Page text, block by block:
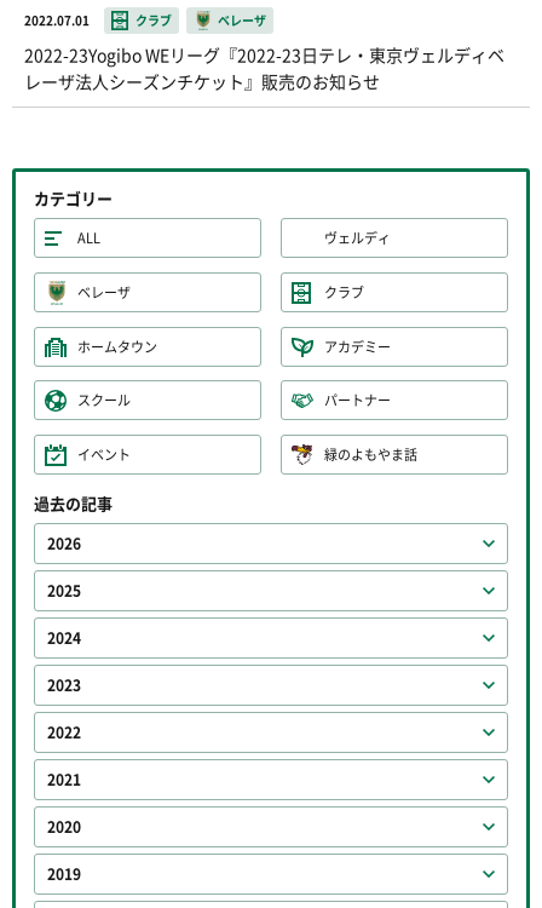
2022.07.01 クラブ ベレーザ
2022-23Yogibo WEリーグ『2022-23日テレ・東京ヴェルディベ
レーザ法人シーズンチケット』販売のお知らせ
カテゴリー
ALL ヴェルディ
ベレーザ クラブ
ホームタウン アカデミー
スクール パートナー
イベント 緑のよもやま話
過去の記事
2026
2025
2024
2023
2022
2021
2020
2019